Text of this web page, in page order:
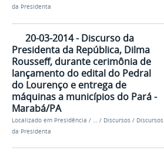
da Presidenta
20-03-2014 - Discurso da
Presidenta da República, Dilma
Rousseff, durante cerimônia de
lançamento do edital do Pedral
do Lourenço e entrega de
máquinas a municípios do Pará -
Marabá/PA
Localizado em Presidência / / Discursos / Discursos
da Presidenta